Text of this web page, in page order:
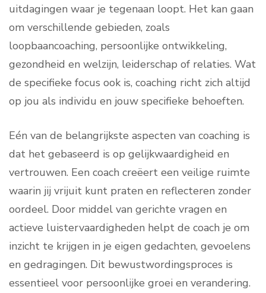
uitdagingen waar je tegenaan loopt. Het kan gaan
om verschillende gebieden, zoals
loopbaancoaching, persoonlijke ontwikkeling,
gezondheid en welzijn, leiderschap of relaties. Wat
de specifieke focus ook is, coaching richt zich altijd
op jou als individu en jouw specifieke behoeften.
Eén van de belangrijkste aspecten van coaching is
dat het gebaseerd is op gelijkwaardigheid en
vertrouwen. Een coach creëert een veilige ruimte
waarin jij vrijuit kunt praten en reflecteren zonder
oordeel. Door middel van gerichte vragen en
actieve luistervaardigheden helpt de coach je om
inzicht te krijgen in je eigen gedachten, gevoelens
en gedragingen. Dit bewustwordingsproces is
essentieel voor persoonlijke groei en verandering.